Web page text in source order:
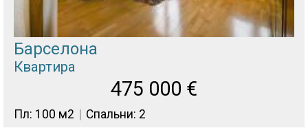
Барселона
Квартира
475 000 €
Пл: 100 м2 Спальни: 2